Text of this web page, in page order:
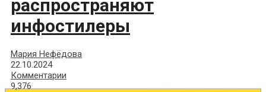
распространяют
инфостилеры
Мария Нефёдова
22.10.2024
Комментарии
9,376